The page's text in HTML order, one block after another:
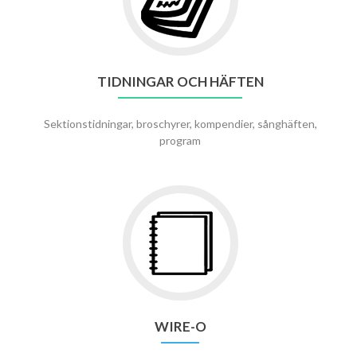
TIDNINGAR OCH HÄFTEN
Sektionstidningar, broschyrer, kompendier, sånghäften,
program
WIRE-O